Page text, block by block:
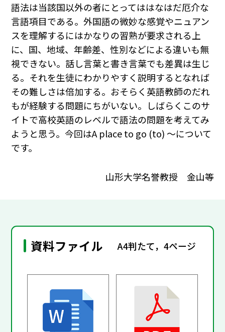
語法は当該国以外の者にとってははなはだ厄介な
言語項目である。外国語の微妙な感覚やニュアン
スを理解するにはかなりの習熟が要求される上
に、国、地域、年齢差、性別などによる違いも無
視できない。話し言葉と書き言葉でも差異は生じ
る。それを生徒にわかりやすく説明するとなれば
その難しさは倍加する。おそらく英語教師のだれ
もが経験する問題にちがいない。しばらくこのサ
イトで高校英語のレベルで語法の問題を考えてみ
ようと思う。今回はA place to go (to) ～について
です。
山形大学名誉教授 金山等
資料ファイル A4判たて，4ページ